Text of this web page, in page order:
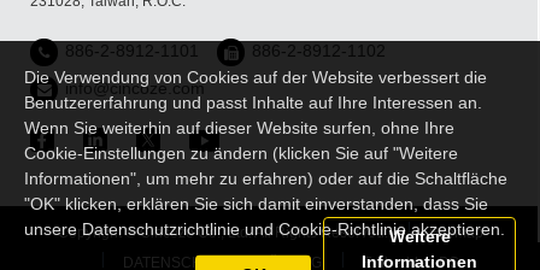
Die Verwendung von Cookies auf der Website verbessert die
Benutzererfahrung und passt Inhalte auf Ihre Interessen an.
Wenn Sie weiterhin auf dieser Website surfen, ohne Ihre
Cookie-Einstellungen zu ändern (klicken Sie auf "Weitere
Informationen", um mehr zu erfahren) oder auf die Schaltfläche
"OK" klicken, erklären Sie sich damit einverstanden, dass Sie
unsere Datenschutzrichtlinie und Cookie-Richtlinie akzeptieren.
Weitere
Informationen
886-2-8912-1101
886-2-8912-1102
info@cincoze.com
Copyright © Cincoze Co., Ltd. All Rights Reserved.
Sitemap
DATENSCHUTZERKLÄRUNG
Embedded PC